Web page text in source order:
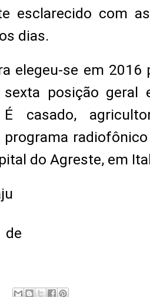
esclarecido com
dias.
elegeu-se em
posição geral
É casado,
programa
do Agreste, em